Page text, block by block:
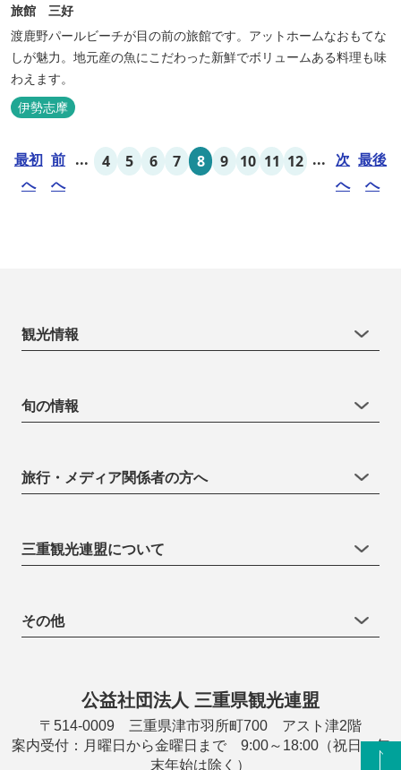
旅館 三好
渡鹿野パールビーチが目の前の旅館です。アットホームなおもてな
しが魅力。地元産の魚にこだわった新鮮でボリュームある料理も味
わえます。
伊勢志摩
最初
へ
前
へ
... 4 5 6 7 8 9 10 11 12 ... 次
へ
最後
へ
観光情報
旬の情報
旅行・メディア関係者の方へ
三重観光連盟について
その他
公益社団法人 三重県観光連盟
〒514-0009 三重県津市羽所町700 アスト津2階
案内受付：月曜日から金曜日まで 9:00～18:00（祝日・年
末年始は除く）